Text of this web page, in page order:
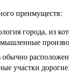
преимуществ:
города, из
участки дорогие.